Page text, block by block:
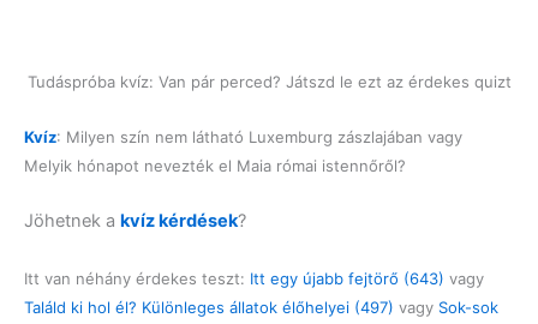
Tudáspróba kvíz: Van pár perced? Játszd le ezt az érdekes quizt
Kvíz: Milyen szín nem látható Luxemburg zászlajában vagy
Melyik hónapot nevezték el Maia római istennőről?
Jöhetnek a kvíz kérdések?
Itt van néhány érdekes teszt: Itt egy újabb fejtörő (643) vagy
Találd ki hol él? Különleges állatok élőhelyei (497) vagy Sok-sok